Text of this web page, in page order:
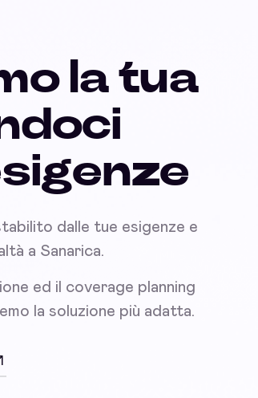
la tua
dalle tue esigenze e
a Sanarica.
ed il coverage planning
la soluzione più adatta.